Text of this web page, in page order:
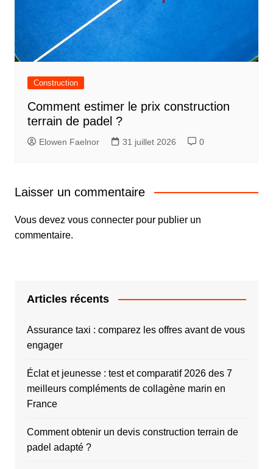
Construction
Comment estimer le prix construction
terrain de padel ?
Elowen Faelnor 31 juillet 2026 0
Laisser un commentaire
Vous devez vous connecterpour publier un
commentaire.
Articles récents
Assurance taxi : comparez les offres avant de vous
engager
Éclat et jeunesse : test et comparatif 2026 des 7
meilleurs compléments de collagène marin en
France
Comment obtenir un devis construction terrain de
padel adapté ?